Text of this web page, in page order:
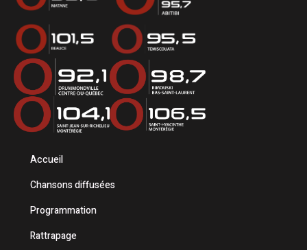
Accueil
Chansons diffusées
Programmation
Rattrapage